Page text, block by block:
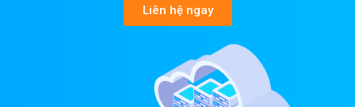
Liên hệ ngay